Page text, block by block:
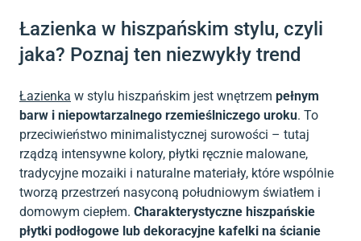
Łazienka w hiszpańskim stylu, czyli
jaka? Poznaj ten niezwykły trend
Łazienka w stylu hiszpańskim jest wnętrzem pełnym
barw i niepowtarzalnego rzemieślniczego uroku. To
przeciwieństwo minimalistycznej surowości – tutaj
rządzą intensywne kolory, płytki ręcznie malowane,
tradycyjne mozaiki i naturalne materiały, które wspólnie
tworzą przestrzeń nasyconą południowym światłem i
domowym ciepłem. Charakterystyczne hiszpańskie
płytki podłogowe lub dekoracyjne kafelki na ścianie